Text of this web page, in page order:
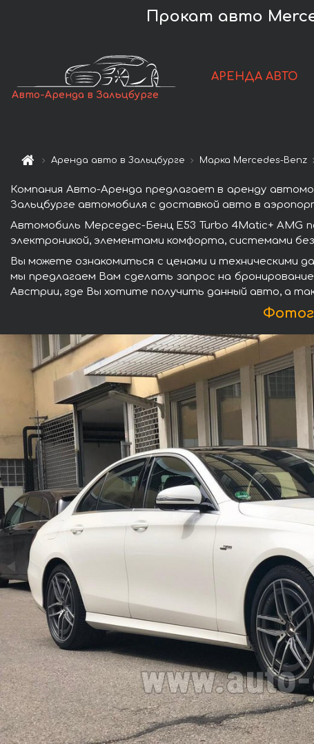
Прокат авто
Авто-Аренда в Зальцбурге
АРЕНДА АВТО
Аренда авто в Зальцбурге Марка Mercedes-Benz
Компания Авто-Аренда предлагает в аренду
Зальцбурге автомобиля с доставкой авто в
Автомобиль Мерседес-Бенц E53 Turbo 4Matic+ AMG
электроникой, элементами комфорта, системами
Вы можете ознакомиться с ценами и техническими
мы предлагаем Вам сделать запрос на
Австрии, где Вы хотите получить данный авто, а